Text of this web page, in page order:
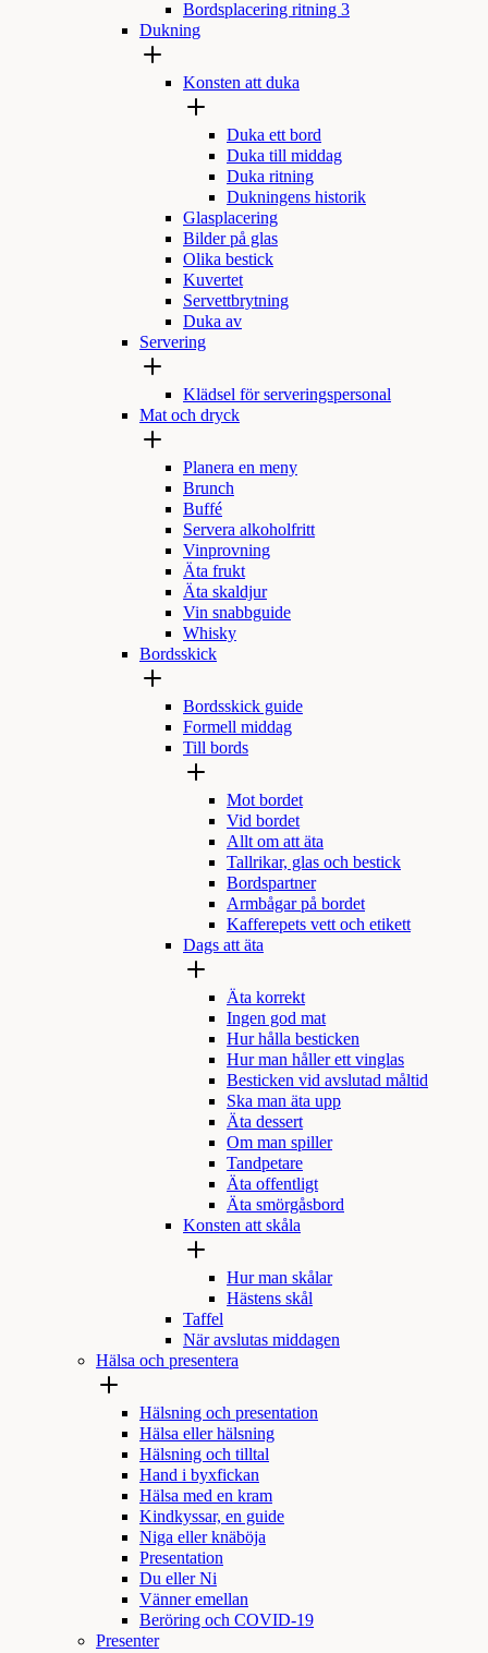
Bordsplacering ritning 3
Dukning
Konsten att duka
Duka ett bord
Duka till middag
Duka ritning
Dukningens historik
Glasplacering
Bilder på glas
Olika bestick
Kuvertet
Servettbrytning
Duka av
Servering
Klädsel för serveringspersonal
Mat och dryck
Planera en meny
Brunch
Buffé
Servera alkoholfritt
Vinprovning
Äta frukt
Äta skaldjur
Vin snabbguide
Whisky
Bordsskick
Bordsskick guide
Formell middag
Till bords
Mot bordet
Vid bordet
Allt om att äta
Tallrikar, glas och bestick
Bordspartner
Armbågar på bordet
Kafferepets vett och etikett
Dags att äta
Äta korrekt
Ingen god mat
Hur hålla besticken
Hur man håller ett vinglas
Besticken vid avslutad måltid
Ska man äta upp
Äta dessert
Om man spiller
Tandpetare
Äta offentligt
Äta smörgåsbord
Konsten att skåla
Hur man skålar
Hästens skål
Taffel
När avslutas middagen
Hälsa och presentera
Hälsning och presentation
Hälsa eller hälsning
Hälsning och tilltal
Hand i byxfickan
Hälsa med en kram
Kindkyssar, en guide
Niga eller knäböja
Presentation
Du eller Ni
Vänner emellan
Beröring och COVID-19
Presenter